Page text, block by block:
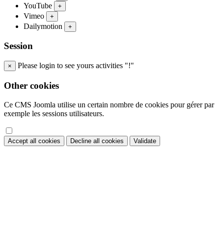
YouTube +
Vimeo +
Dailymotion +
Session
× Please login to see yours activities "!"
Other cookies
Ce CMS Joomla utilise un certain nombre de cookies pour gérer par
exemple les sessions utilisateurs.
Accept all cookies Decline all cookies Validate